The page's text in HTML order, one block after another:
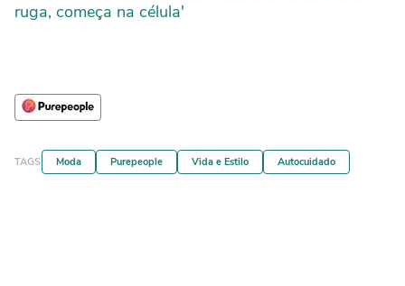
ruga, começa na célula'
TAGS Moda Purepeople Vida e Estilo Autocuidado